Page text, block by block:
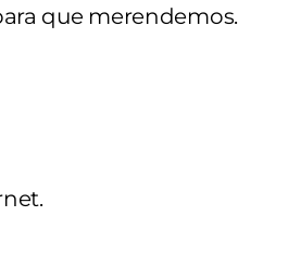
que merendemos.